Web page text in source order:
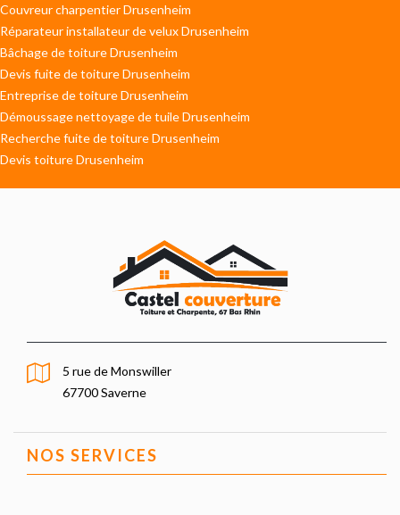
Couvreur charpentier Drusenheim
Réparateur installateur de velux Drusenheim
Bâchage de toiture Drusenheim
Devis fuite de toiture Drusenheim
Entreprise de toiture Drusenheim
Démoussage nettoyage de tuile Drusenheim
Recherche fuite de toiture Drusenheim
Devis toiture Drusenheim
5 rue de Monswiller
67700 Saverne
NOS SERVICES